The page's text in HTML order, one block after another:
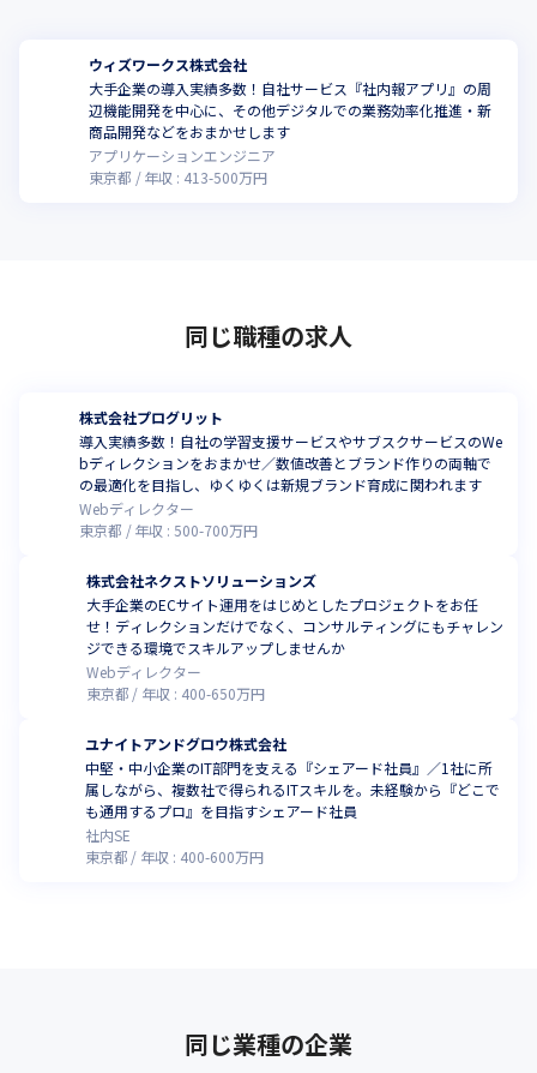
ウィズワークス株式会社
大手企業の導入実績多数！自社サービス『社内報アプリ』の周
辺機能開発を中心に、その他デジタルでの業務効率化推進・新
商品開発などをおまかせします
アプリケーションエンジニア
東京都
年収 : 413-500万円
同じ職種の求人
株式会社プログリット
導入実績多数！自社の学習支援サービスやサブスクサービスのWe
bディレクションをおまかせ／数値改善とブランド作りの両軸で
の最適化を目指し、ゆくゆくは新規ブランド育成に関われます
Webディレクター
東京都
年収 :500-700万円
株式会社ネクストソリューションズ
大手企業のECサイト運用をはじめとしたプロジェクトをお任
せ！ディレクションだけでなく、コンサルティングにもチャレン
ジできる環境でスキルアップしませんか
Webディレクター
東京都
年収 : 400-650万円
ユナイトアンドグロウ株式会社
中堅・中小企業のIT部門を支える『シェアード社員』／1社に所
属しながら、複数社で得られるITスキルを。未経験から『どこで
も通用するプロ』を目指すシェアード社員
社内SE
東京都
年収 : 400-600万円
同じ業種の企業